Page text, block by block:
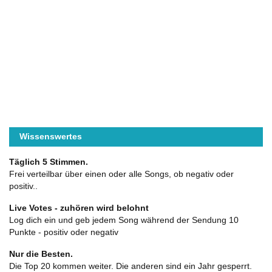
Wissenswertes
Täglich 5 Stimmen.
Frei verteilbar über einen oder alle Songs, ob negativ oder
positiv..
Live Votes - zuhören wird belohnt
Log dich ein und geb jedem Song während der Sendung 10
Punkte - positiv oder negativ
Nur die Besten.
Die Top 20 kommen weiter. Die anderen sind ein Jahr gesperrt.